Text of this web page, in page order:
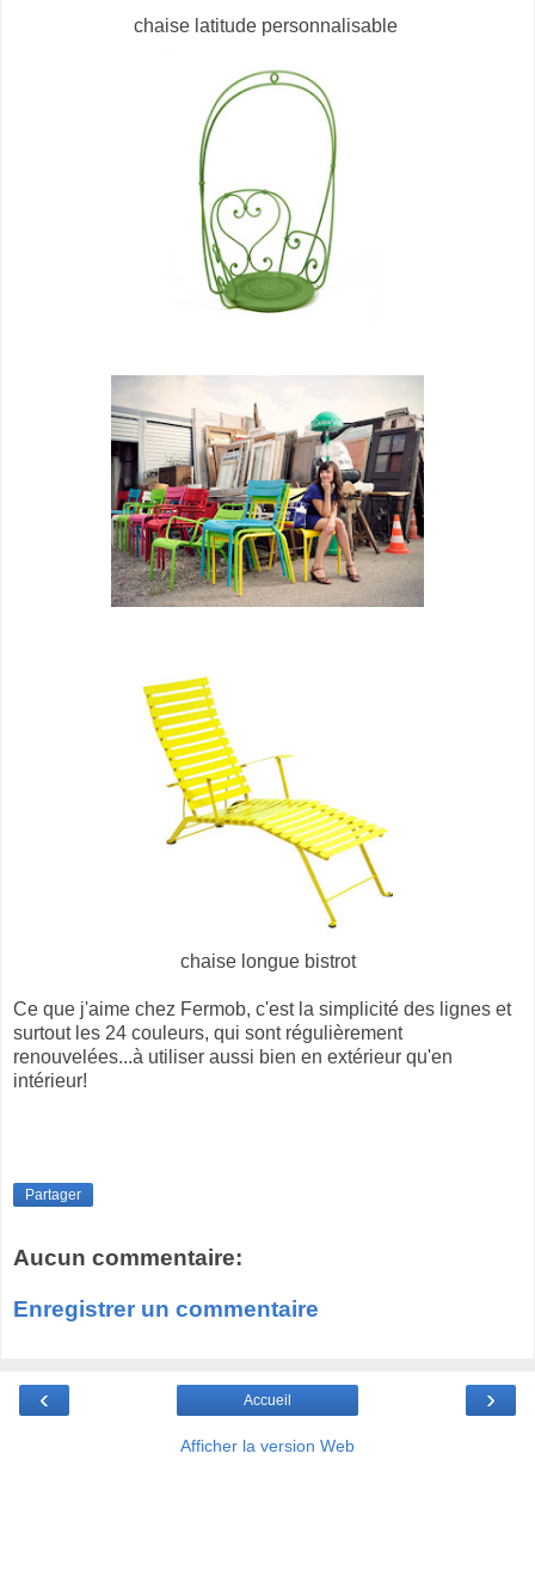
chaise latitude personnalisable
chaise longue bistrot
Ce que j'aime chez Fermob, c'est la simplicité des lignes et
surtout les 24 couleurs, qui sont régulièrement
renouvelées...à utiliser aussi bien en extérieur qu'en
intérieur!
Partager
Aucun commentaire:
Enregistrer un commentaire
‹ ›
Accueil
Afficher la version Web